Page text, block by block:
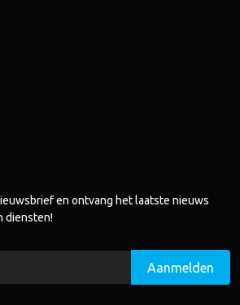
en ontvang het laatste nieuws
diensten!